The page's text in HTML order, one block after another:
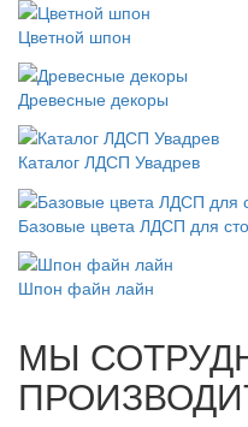
Цветной шпон
Древесные декоры
Каталог ЛДСП Увадрев
Базовые цвета ЛДСП для
Шпон файн лайн
МЫ